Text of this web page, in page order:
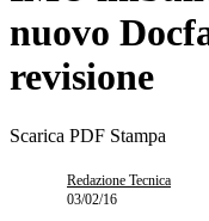
nuovo
revisione
Scarica PDF Stampa
Redazione Tecnica
03/02/16